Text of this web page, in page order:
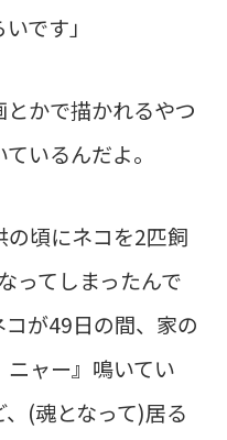
です」
とかで描かれるやつ
いるんだよ。
頃にネコを2匹飼
ってしまったんで
が49日の間、家の
ャー』鳴いてい
(魂となって)居る